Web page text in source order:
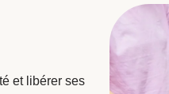
et libérer ses